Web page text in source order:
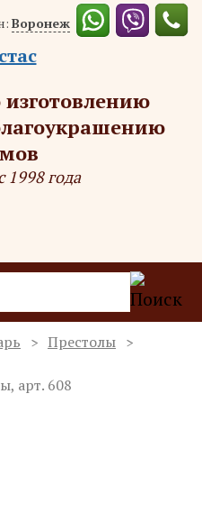
Воронеж
1998 года
Престолы
арт. 608